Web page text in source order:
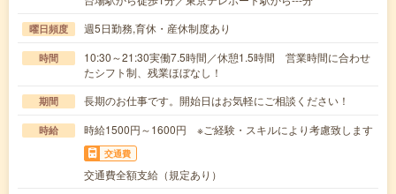
曜日頻度 週5日勤務,育休・産休制度あり
時間
10:30～21:30実働7.5時間／休憩1.5時間 営業時間に合わせ
たシフト制、残業ほぼなし！
期間 長期のお仕事です。開始日はお気軽にご相談ください！
時給 時給1500円～1600円 ※ご経験・スキルにより考慮致します
交通費
交通費全額支給（規定あり）